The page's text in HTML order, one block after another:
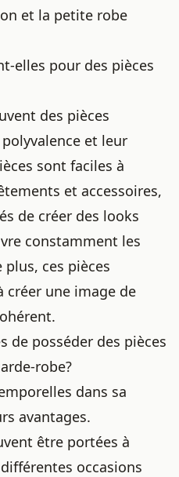
et la petite robe
elles pour des pièces
des pièces
et leur
sont faciles à
et accessoires,
de créer des looks
constamment les
ces pièces
créer une image de
de posséder des pièces
robe?
dans sa
avantages.
être portées à
occasions